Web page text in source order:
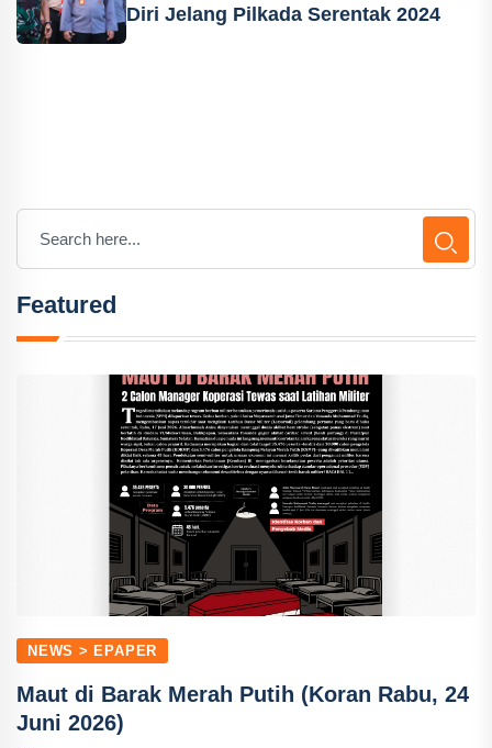
Diri Jelang Pilkada Serentak 2024
Featured
NEWS > EPAPER
Maut di Barak Merah Putih (Koran Rabu, 24
Juni 2026)